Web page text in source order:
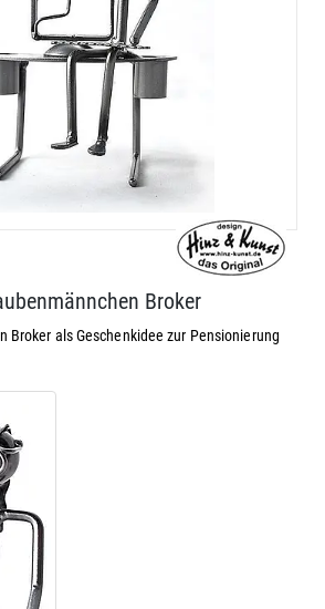
Broker
Broker als Geschenkidee zur Pensionierung